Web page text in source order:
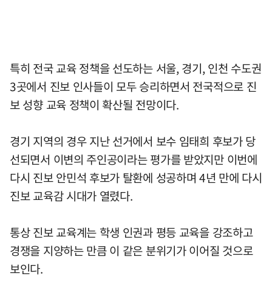
특히 전국 교육 정책을 선도하는 서울, 경기, 인천 수도권
3곳에서 진보 인사들이 모두 승리하면서 전국적으로 진
보 성향 교육 정책이 확산될 전망이다.
경기 지역의 경우 지난 선거에서 보수 임태희 후보가 당
선되면서 이변의 주인공이라는 평가를 받았지만 이번에
다시 진보 안민석 후보가 탈환에 성공하며 4년 만에 다시
진보 교육감 시대가 열렸다.
통상 진보 교육계는 학생 인권과 평등 교육을 강조하고
경쟁을 지양하는 만큼 이 같은 분위기가 이어질 것으로
보인다.